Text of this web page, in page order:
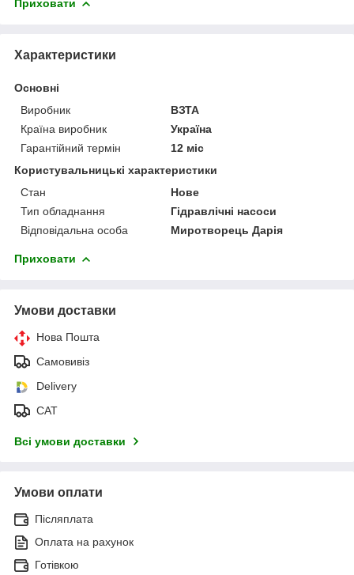
Приховати
Характеристики
Основні
Виробник
ВЗТА
Країна виробник
Україна
Гарантійний термін
12 міс
Користувальницькі характеристики
Стан
Нове
Тип обладнання
Гідравлічні насоси
Відповідальна особа
Миротворець Дарія
Приховати
Умови доставки
Нова Пошта
Самовивіз
Delivery
САТ
Всі умови доставки
Умови оплати
Післяплата
Оплата на рахунок
Готівкою